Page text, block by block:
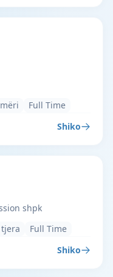
—
Full Time
Shiko
shpk ·
shpk
tjera Full Time
Shiko